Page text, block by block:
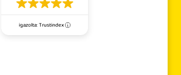
igazolta: Trustindex